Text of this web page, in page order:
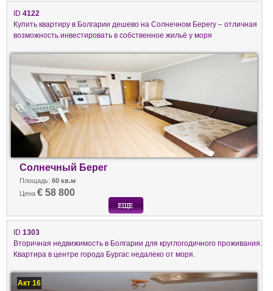
ID 4122
Купить квартиру в Болгарии дешево на Солнечном Берегу – отличная
возможность инвестировать в собственное жильё у моря
Солнечный Берег
Площадь: 60 кв.м
Цена € 58 800
ID 1303
Вторичная недвижимость в Болгарии для круглогодичного проживания.
Квартира в центре города Бургас недалеко от моря.
Акт 16